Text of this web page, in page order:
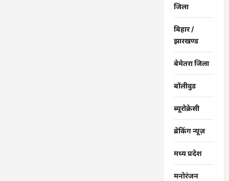
जिला
बिहार /
झारखण्ड
बेमेतरा जिला
बॉलीवुड
ब्यूरोक्रेसी
ब्रेकिंग न्यूज़
मध्य प्रदेश
मनोरंजन